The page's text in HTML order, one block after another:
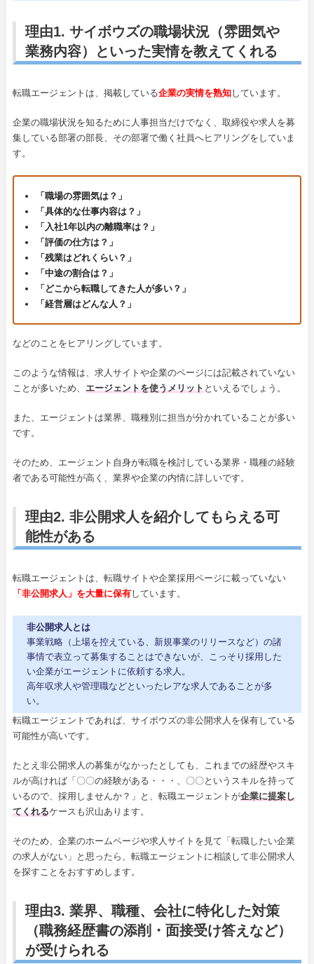
理由1. サイボウズの職場状況（雰囲気や
業務内容）といった実情を教えてくれる
転職エージェントは、掲載している企業の実情を熟知しています。
企業の職場状況を知るために人事担当だけでなく、取締役や求人を募
集している部署の部長、その部署で働く社員へヒアリングをしていま
す。
「職場の雰囲気は？」
「具体的な仕事内容は？」
「入社1年以内の離職率は？」
「評価の仕方は？」
「残業はどれくらい？」
「中途の割合は？」
「どこから転職してきた人が多い？」
「経営層はどんな人？」
などのことをヒアリングしています。
このような情報は、求人サイトや企業のページには記載されていない
ことが多いため、 エージェントを使うメリット といえるでしょう。
また、エージェントは業界、職種別に担当が分かれていることが多い
です。
そのため、エージェント自身が転職を検討している業界・職種の経験
者である可能性が高く、業界や企業の内情に詳しいです。
理由2. 非公開求人を紹介してもらえる可
能性がある
転職エージェントは、転職サイトや企業採用ページに載っていない
「非公開求人」を大量に保有しています。
非公開求人とは
事業戦略（上場を控えている、新規事業のリリースなど）の諸
事情で表立って募集することはできないが、こっそり採用した
い企業がエージェントに依頼する求人。
高年収求人や管理職などといったレアな求人であることが多
い。
転職エージェントであれば、サイボウズの非公開求人を保有している
可能性が高いです。
たとえ非公開求人の募集がなかったとしても、これまでの経歴やスキ
ルが高ければ「〇〇の経験がある・・・、〇〇というスキルを持って
いるので、採用しませんか？」と、転職エージェントが企業に提案し
てくれるケースも沢山あります。
そのため、企業のホームページや求人サイトを見て「転職したい企業
の求人がない」と思ったら、転職エージェントに相談して非公開求人
を探すことをおすすめします。
理由3. 業界、職種、会社に特化した対策
（職務経歴書の添削・面接受け答えなど）
が受けられる